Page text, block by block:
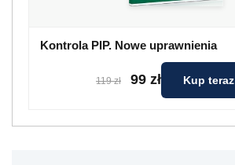
Kontrola PIP. Nowe uprawnienia
119 zł 99 zł Kup teraz